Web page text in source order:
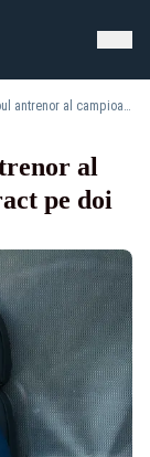
Răzvan Lucescu este noul antrenor al campioanei Qatarului. Contract pe doi ani cu Al Sadd
al
pe doi